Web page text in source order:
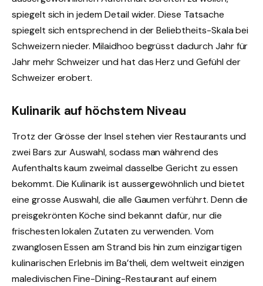
spiegelt sich in jedem Detail wider. Diese Tatsache
spiegelt sich entsprechend in der Beliebtheits-Skala bei
Schweizern nieder. Milaidhoo begrüsst dadurch Jahr für
Jahr mehr Schweizer und hat das Herz und Gefühl der
Schweizer erobert.
Kulinarik auf höchstem Niveau
Trotz der Grösse der Insel stehen vier Restaurants und
zwei Bars zur Auswahl, sodass man während des
Aufenthalts kaum zweimal dasselbe Gericht zu essen
bekommt. Die Kulinarik ist aussergewöhnlich und bietet
eine grosse Auswahl, die alle Gaumen verführt. Denn die
preisgekrönten Köche sind bekannt dafür, nur die
frischesten lokalen Zutaten zu verwenden. Vom
zwanglosen Essen am Strand bis hin zum einzigartigen
kulinarischen Erlebnis im Ba’theli, dem weltweit einzigen
maledivischen Fine-Dining-Restaurant auf einem